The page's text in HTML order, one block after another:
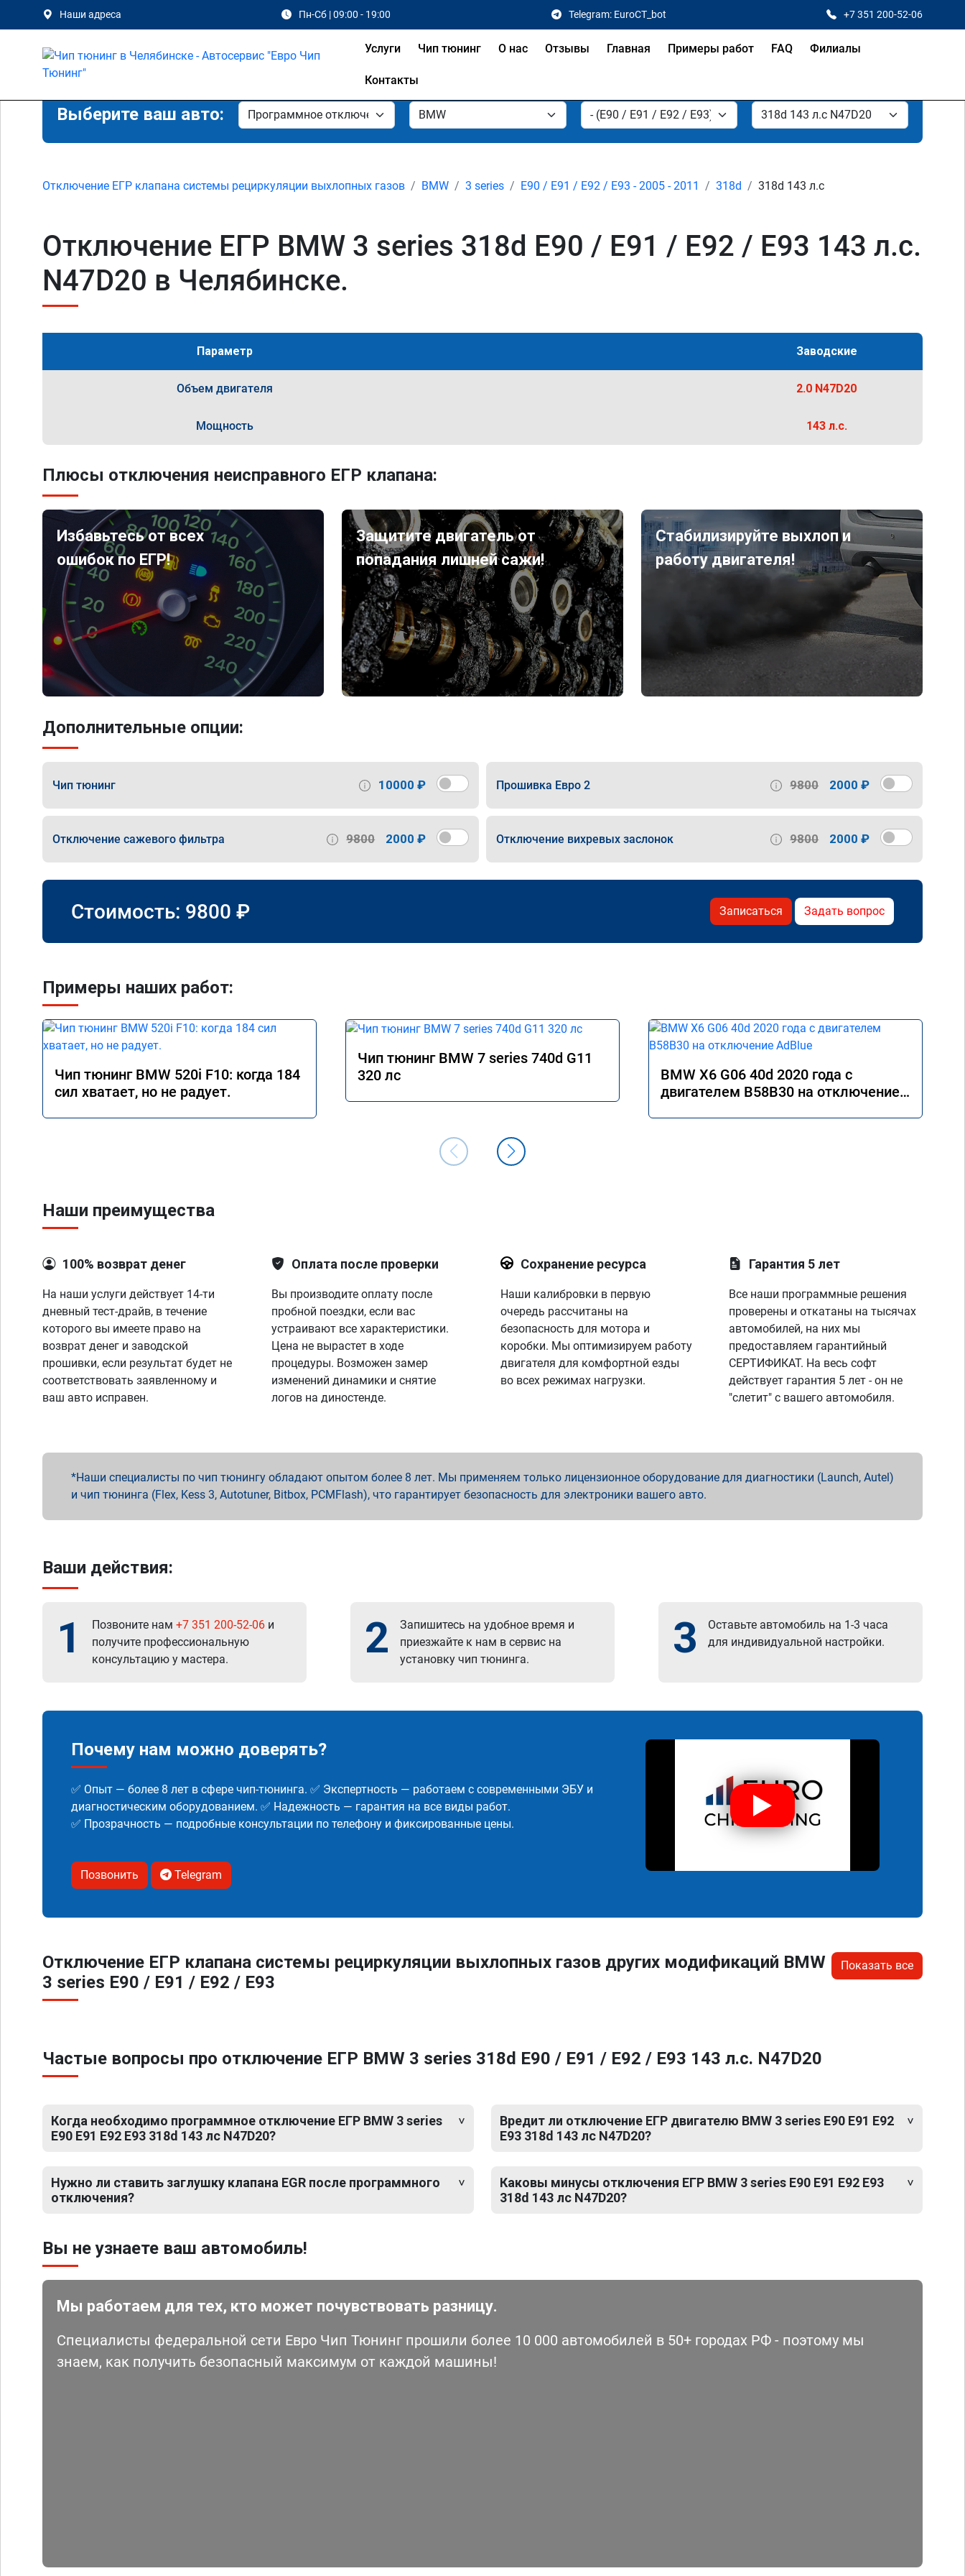
Наши адреса Пн-Сб | 09:00 - 19:00 Telegram: EuroCT_bot +7 351 200-52-06
Услуги Чип тюнинг О нас Отзывы Главная Примеры работ FAQ Филиалы
Контакты
Выберите ваш авто:
Отключение ЕГР клапана системы рециркуляции выхлопных газов BMW 3 series E90 / E91 / E92 / E93 - 2005 - 2011 318d 318d 143 л.с
Отключение ЕГР BMW 3 series 318d E90 / E91 / E92 / E93 143 л.с.
N47D20 в Челябинске.
Параметр Заводские
Объем двигателя 2.0 N47D20
Мощность 143 л.с.
Плюсы отключения неисправного ЕГР клапана:
Избавьтесь от всех
ошибок по ЕГР!
Защитите двигатель от
попадания лишней сажи!
Стабилизируйте выхлоп и
работу двигателя!
Дополнительные опции:
Чип тюнинг 10000 ₽ Прошивка Евро 2 9800 2000 ₽
Отключение сажевого фильтра 9800 2000 ₽ Отключение вихревых заслонок 9800 2000 ₽
Стоимость: 9800 ₽ Записаться Задать вопрос
Примеры наших работ:
Чип тюнинг BMW 520i F10: когда 184
сил хватает, но не радует.
Чип тюнинг BMW 7 series 740d G11
320 лс
BMW X6 G06 40d 2020 года с
двигателем B58B30 на отключение
Наши преимущества
100% возврат денег
На наши услуги действует 14-ти
дневный тест-драйв, в течение
которого вы имеете право на
возврат денег и заводской
прошивки, если результат будет не
соответствовать заявленному и
ваш авто исправен.
Оплата после проверки
Вы производите оплату после
пробной поездки, если вас
устраивают все характеристики.
Цена не вырастет в ходе
процедуры. Возможен замер
изменений динамики и снятие
логов на диностенде.
Сохранение ресурса
Наши калибровки в первую
очередь рассчитаны на
безопасность для мотора и
коробки. Мы оптимизируем работу
двигателя для комфортной езды
во всех режимах нагрузки.
Гарантия 5 лет
Все наши программные решения
проверены и откатаны на тысячах
автомобилей, на них мы
предоставляем гарантийный
СЕРТИФИКАТ. На весь софт
действует гарантия 5 лет - он не
"слетит" с вашего автомобиля.
Наши специалисты по чип тюнингу обладают опытом более 8 лет. Мы применяем только лицензионное оборудование для диагностики (Launch, Autel)
и чип тюнинга (Flex, Kess 3, Autotuner, Bitbox, PCMFlash), что гарантирует безопасность для электроники вашего авто.
Ваши действия:
1 Позвоните нам +7 351 200-52-06 и
получите профессиональную
консультацию у мастера.
2
Запишитесь на удобное время и
приезжайте к нам в сервис на
установку чип тюнинга.
3
Оставьте автомобиль на 1-3 часа
для индивидуальной настройки.
Почему нам можно доверять?
✅ Опыт — более 8 лет в сфере чип-тюнинга. ✅ Экспертность — работаем с современными ЭБУ и
диагностическим оборудованием. ✅ Надежность — гарантия на все виды работ.
✅ Прозрачность — подробные консультации по телефону и фиксированные цены.
Позвонить Telegram
Отключение ЕГР клапана системы рециркуляции выхлопных газов других модификаций BMW
3 series E90 / E91 / E92 / E93
Показать все
Частые вопросы про отключение ЕГР BMW 3 series 318d E90 / E91 / E92 / E93 143 л.с. N47D20
Когда необходимо программное отключение ЕГР BMW 3 series
E90 E91 E92 E93 318d 143 лс N47D20?
Нужно ли ставить заглушку клапана EGR после программного
отключения?
Вредит ли отключение ЕГР двигателю BMW 3 series E90 E91 E92
E93 318d 143 лс N47D20?
Каковы минусы отключения ЕГР BMW 3 series E90 E91 E92 E93
318d 143 лс N47D20?
Вы не узнаете ваш автомобиль!
Мы работаем для тех, кто может почувствовать разницу.
Специалисты федеральной сети Евро Чип Тюнинг прошили более 10 000 автомобилей в 50+ городах РФ - поэтому мы
знаем, как получить безопасный максимум от каждой машины!